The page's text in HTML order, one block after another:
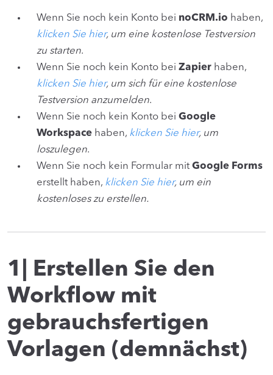
Wenn Sie noch kein Konto bei noCRM.io haben,
klicken Sie hier, um eine kostenlose Testversion
zu starten.
Wenn Sie noch kein Konto bei Zapier haben,
klicken Sie hier, um sich für eine kostenlose
Testversion anzumelden.
Wenn Sie noch kein Konto bei Google
Workspace haben, klicken Sie hier, um
loszulegen.
Wenn Sie noch kein Formular mit Google Forms
erstellt haben, klicken Sie hier, um ein
kostenloses zu erstellen.
1| Erstellen Sie den
Workflow mit
gebrauchsfertigen
Vorlagen (demnächst)